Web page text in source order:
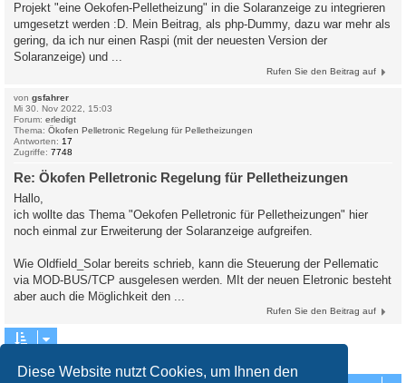
Diese Website nutzt Cookies, um Ihnen den
Projekt "eine Oekofen-Pelletheizung" in die Solaranzeige zu integrieren
umgesetzt werden :D. Mein Beitrag, als php-Dummy, dazu war mehr als
gering, da ich nur einen Raspi (mit der neuesten Version der
Solaranzeige) und ...
Rufen Sie den Beitrag auf
von gsfahrer
Mi 30. Nov 2022, 15:03
Forum: erledigt
Thema: Ökofen Pelletronic Regelung für Pelletheizungen
Antworten: 17
Zugriffe: 7748
Re: Ökofen Pelletronic Regelung für Pelletheizungen
Hallo,
ich wollte das Thema "Oekofen Pelletronic für Pelletheizungen" hier
noch einmal zur Erweiterung der Solaranzeige aufgreifen.
Wie Oldfield_Solar bereits schrieb, kann die Steuerung der Pellematic
via MOD-BUS/TCP ausgelesen werden. MIt der neuen Eletronic besteht
aber auch die Möglichkeit den ...
Rufen Sie den Beitrag auf